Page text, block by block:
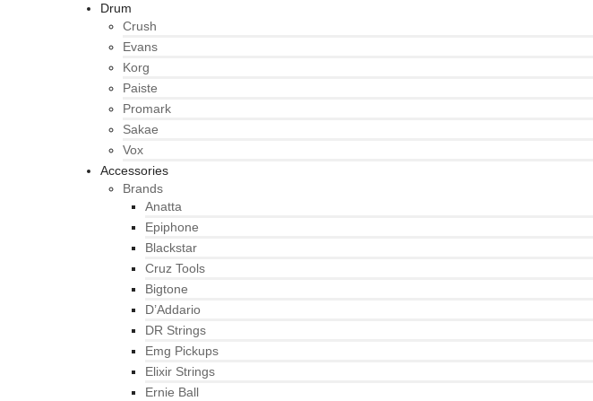
Drum
Crush
Evans
Korg
Paiste
Promark
Sakae
Vox
Accessories
Brands
Anatta
Epiphone
Blackstar
Cruz Tools
Bigtone
D’Addario
DR Strings
Emg Pickups
Elixir Strings
Ernie Ball